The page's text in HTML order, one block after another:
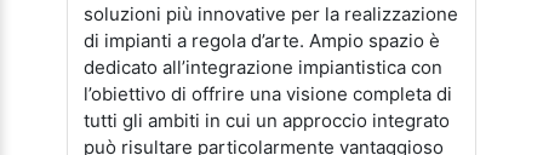
soluzioni più innovative per la realizzazione
di impianti a regola d’arte. Ampio spazio è
dedicato all’integrazione impiantistica con
l’obiettivo di offrire una visione completa di
tutti gli ambiti in cui un approccio integrato
può risultare particolarmente vantaggioso